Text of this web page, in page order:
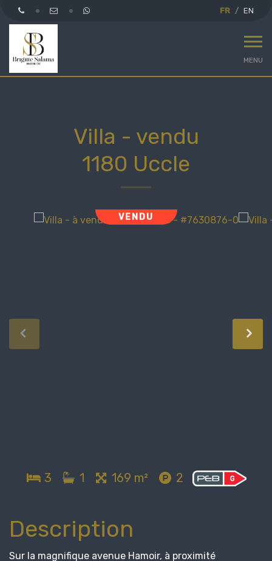
FR EN
MENU
Villa - vendu
1180 Uccle
VENDU
3 1 169 m² 2
Description
Sur la magnifique avenue Hamoir, à proximité